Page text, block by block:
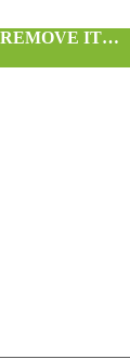
REMOVE IT…